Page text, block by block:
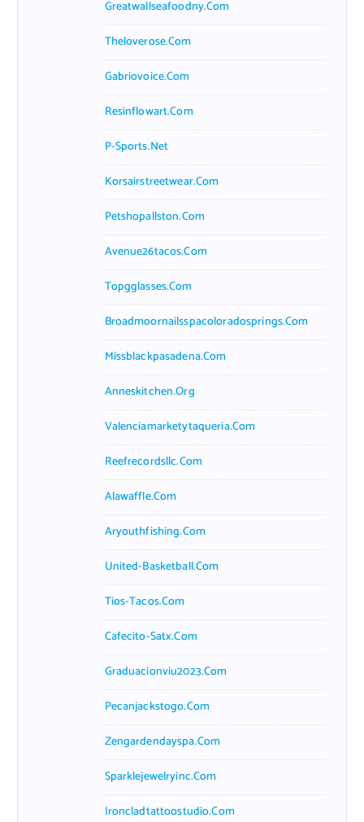
Greatwallseafoodny.com
Theloverose.com
Gabriovoice.com
Resinflowart.com
P-Sports.net
Korsairstreetwear.com
Petshopallston.com
Avenue26tacos.com
Topgglasses.com
Broadmoornailsspacoloradosprings.com
Missblackpasadena.com
Anneskitchen.org
Valenciamarketytaqueria.com
Reefrecordsllc.com
Alawaffle.com
Aryouthfishing.com
United-Basketball.com
Tios-Tacos.com
Cafecito-Satx.com
Graduacionviu2023.com
Pecanjackstogo.com
Zengardendayspa.com
Sparklejewelryinc.com
Ironcladtattoostudio.com